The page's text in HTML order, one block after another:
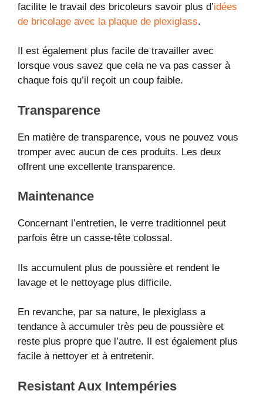
facilite le travail des bricoleurs savoir plus d’idées
de bricolage avec la plaque de plexiglass.
Il est également plus facile de travailler avec
lorsque vous savez que cela ne va pas casser à
chaque fois qu’il reçoit un coup faible.
Transparence
En matière de transparence, vous ne pouvez vous
tromper avec aucun de ces produits. Les deux
offrent une excellente transparence.
Maintenance
Concernant l’entretien, le verre traditionnel peut
parfois être un casse-tête colossal.
Ils accumulent plus de poussière et rendent le
lavage et le nettoyage plus difficile.
En revanche, par sa nature, le plexiglass a
tendance à accumuler très peu de poussière et
reste plus propre que l’autre. Il est également plus
facile à nettoyer et à entretenir.
Resistant Aux Intempéries